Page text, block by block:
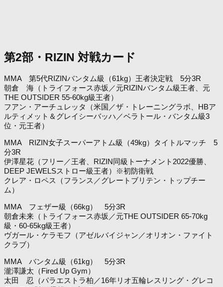
第2部・RIZIN 対戦カード
MMA 第5代RIZINバンタム級（61kg）王者決定戦 5分3R
朝倉 海（トライフォース赤坂／元RIZINバンタム級王者、元
THE OUTSIDER 55-60kg級王者）
フアン・アーチュレッタ（米国／ザ・トレーニングラボ、HBア
ルティメット＆グレイシーバッハ／ベラトール・バンタム級3
位・元王者）
MMA RIZIN女子スーパーアトム級（49kg）タイトルマッチ 5
分3R
伊澤星花（フリー／王者、RIZIN同級トーナメント2022優勝、
DEEP JEWELSストロー級王者）※初防衛戦
クレア・ロペス（フランス／グレートブリテン・トップチー
ム）
MMA フェザー級（66kg） 5分3R
朝倉未来（トライフォース赤坂／元THE OUTSIDER 65-70kg
級・60-65kg級王者）
ヴガール・ケラモフ（アゼルバイジャン／オリオン・ファイト
クラブ）
MMA バンタム級（61kg） 5分3R
瀧澤謙太（Fired Up Gym）
太田 忍（パラエストラ柏／16年リオ五輪レスリング・グレコ